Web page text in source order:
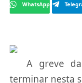
WhatsApp
A greve
terminar nesta